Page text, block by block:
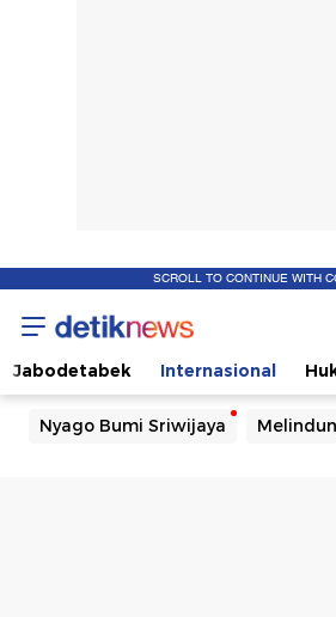
SCROLL TO CONTINUE WITH
Jabodetabek Internasional
Nyago Bumi Sriwijaya